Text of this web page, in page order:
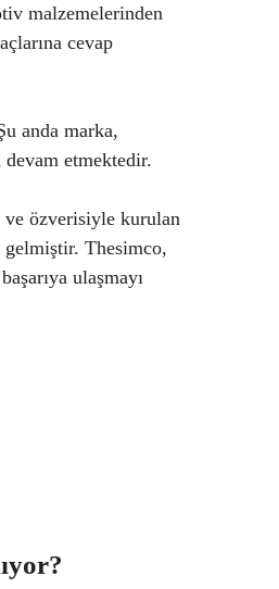
malzemelerinden
cevap
anda marka,
devam etmektedir.
özverisiyle kurulan
Thesimco,
ulaşmayı